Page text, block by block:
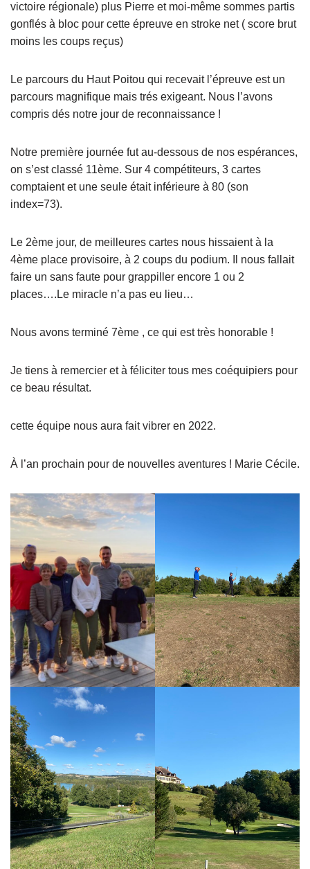
victoire régionale) plus Pierre et moi-même sommes partis
gonflés à bloc pour cette épreuve en stroke net ( score brut
moins les coups reçus)
Le parcours du Haut Poitou qui recevait l’épreuve est un
parcours magnifique mais trés exigeant. Nous l’avons
compris dés notre jour de reconnaissance !
Notre première journée fut au-dessous de nos espérances,
on s’est classé 11ème. Sur 4 compétiteurs, 3 cartes
comptaient et une seule était inférieure à 80 (son
index=73).
Le 2ème jour, de meilleures cartes nous hissaient à la
4ème place provisoire, à 2 coups du podium. Il nous fallait
faire un sans faute pour grappiller encore 1 ou 2
places….Le miracle n’a pas eu lieu…
Nous avons terminé 7ème , ce qui est très honorable !
Je tiens à remercier et à féliciter tous mes coéquipiers pour
ce beau résultat.
cette équipe nous aura fait vibrer en 2022.
À l’an prochain pour de nouvelles aventures ! Marie Cécile.